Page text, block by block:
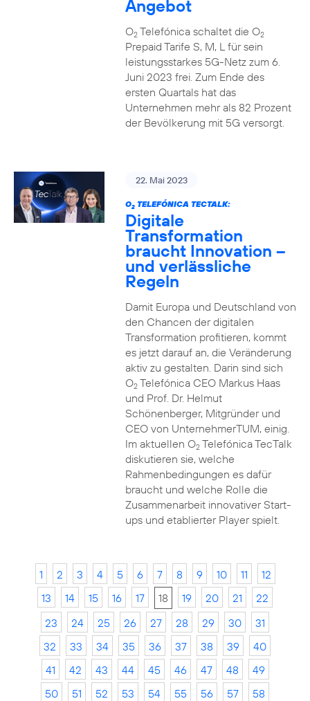
Angebot
O2Telefónica schaltet die O2
Prepaid Tarife S, M, L für sein
leistungsstarkes 5G-Netz zum 6.
Juni 2023 frei. Zum Ende des
ersten Quartals hat das
Unternehmen mehr als 82 Prozent
der Bevölkerung mit 5G versorgt.
22. Mai 2023
O2TELEFÓNICA TECTALK:
Digitale
Transformation
braucht Innovation –
und verlässliche
Regeln
Damit Europa und Deutschland von
den Chancen der digitalen
Transformation profitieren, kommt
es jetzt darauf an, die Veränderung
aktiv zu gestalten. Darin sind sich
O2Telefónica CEO Markus Haas
und Prof. Dr. Helmut
Schönenberger, Mitgründer und
CEO von UnternehmerTUM, einig.
Im aktuellen O2Telefónica TecTalk
diskutieren sie, welche
Rahmenbedingungen es dafür
braucht und welche Rolle die
Zusammenarbeit innovativer Start-
ups und etablierter Player spielt.
1 2 3 4 5 6 7 8 9 10 11
12
13
14 15 16 17 18 19 20 21
22
23
24 25 26 27 28 29 30
31
32
33 34 35 36 37 38 39
40
41
42 43 44 45 46 47 48
49
50
51 52 53 54 55 56 57
58